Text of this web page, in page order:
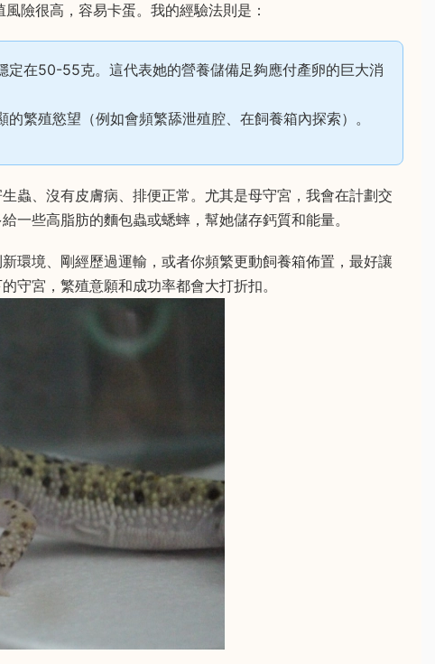
險很高，容易卡蛋。我的經驗法則是：
定在50-55克。這代表她的營養儲備足夠應付產卵的巨大消
繁殖慾望（例如會頻繁舔泄殖腔、在飼養箱內探索）。
蟲、沒有皮膚病、排便正常。尤其是母守宮，我會在計劃交
給一些高脂肪的麵包蟲或蟋蟀，幫她儲存鈣質和能量。
環境、剛經歷過運輸，或者你頻繁更動飼養箱佈置，最好讓
守宮，繁殖意願和成功率都會大打折扣。